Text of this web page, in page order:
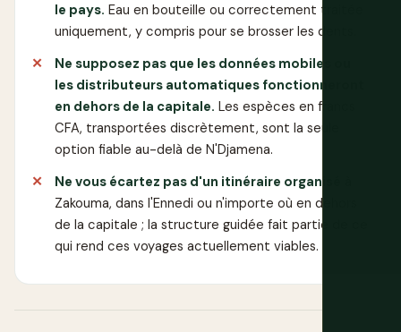
le pays. Eau en bouteille ou correctement traitée
uniquement, y compris pour se brosser les dents.
Ne supposez pas que les données mobiles ou
les distributeurs automatiques fonctionneront
en dehors de la capitale. Les espèces en francs
CFA, transportées discrètement, sont la seule
option fiable au-delà de N'Djamena.
Ne vous écartez pas d'un itinéraire organisé
Zakouma, dans l'Ennedi ou n'importe où en dehors
de la capitale ; la structure guidée fait partie de ce
qui rend ces voyages actuellement viables.